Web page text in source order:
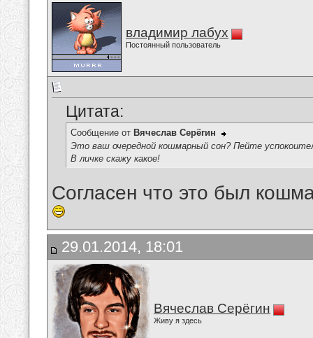
владимир лабух
Постоянный пользователь
Цитата:
Сообщение от Вячеслав Серёгин
Это ваш очередной кошмарный сон? Пейте
В личке скажу какое!
Согласен что это был
29.01.2014, 18:01
Вячеслав Серёгин
Живу я здесь